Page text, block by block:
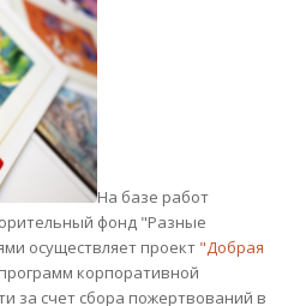
На базе работ
фонд "Разные
осуществляет проект "Добрая
корпоративной
за счет сбора пожертвований в